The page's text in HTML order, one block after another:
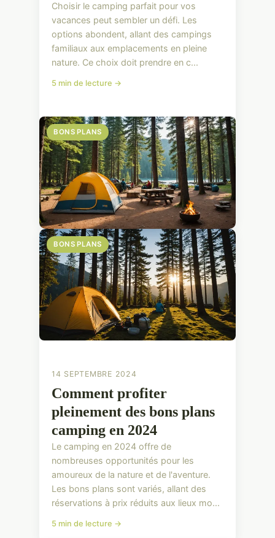
BONS PLANS
Choisir le camping parfait pour vos
vacances peut sembler un défi. Les
options abondent, allant des campings
familiaux aux emplacements en pleine
nature. Ce choix doit prendre en c...
5 min de lecture →
BONS PLANS
14 SEPTEMBRE 2024
Comment profiter
pleinement des bons plans
camping en 2024
Le camping en 2024 offre de
nombreuses opportunités pour les
amoureux de la nature et de l'aventure.
Les bons plans sont variés, allant des
réservations à prix réduits aux lieux mo...
5 min de lecture →